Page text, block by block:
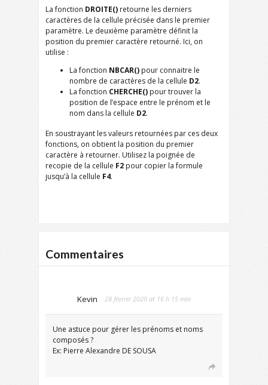
La fonction DROITE() retourne les derniers
caractères de la cellule précisée dans le premier
paramètre. Le deuxième paramètre définit la
position du premier caractère retourné. Ici, on
utilise :
La fonction NBCAR() pour connaitre le
nombre de caractères de la cellule D2.
La fonction CHERCHE() pour trouver la
position de l’espace entre le prénom et le
nom dans la cellule D2.
En soustrayant les valeurs retournées par ces deux
fonctions, on obtient la position du premier
caractère à retourner. Utilisez la poignée de
recopie de la cellule F2 pour copier la formule
jusqu’à la cellule F4.
Commentaires
Kevin 28 février 2020 at 16 h 15 min
Une astuce pour gérer les prénoms et noms
composés ?
Ex: Pierre Alexandre DE SOUSA